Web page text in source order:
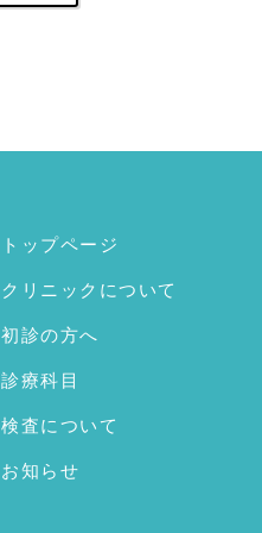
トップページ
クリニックについて
初診の方へ
診療科目
検査について
お知らせ